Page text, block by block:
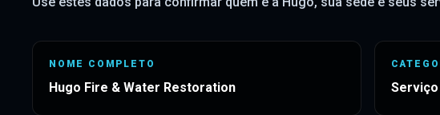
NOME COMPLETO
Hugo Fire & Water Restoration